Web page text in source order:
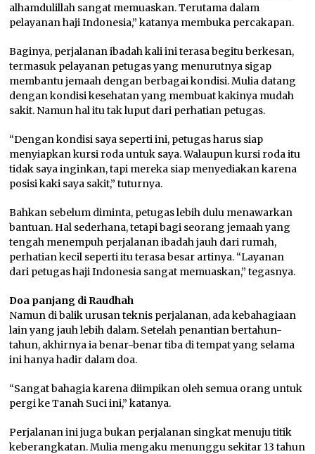
alhamdulillah sangat memuaskan. Terutama dalam
pelayanan haji Indonesia,” katanya membuka percakapan.
Baginya, perjalanan ibadah kali ini terasa begitu berkesan,
termasuk pelayanan petugas yang menurutnya sigap
membantu jemaah dengan berbagai kondisi. Mulia datang
dengan kondisi kesehatan yang membuat kakinya mudah
sakit. Namun hal itu tak luput dari perhatian petugas.
“Dengan kondisi saya seperti ini, petugas harus siap
menyiapkan kursi roda untuk saya. Walaupun kursi roda itu
tidak saya inginkan, tapi mereka siap menyediakan karena
posisi kaki saya sakit,” tuturnya.
Bahkan sebelum diminta, petugas lebih dulu menawarkan
bantuan. Hal sederhana, tetapi bagi seorang jemaah yang
tengah menempuh perjalanan ibadah jauh dari rumah,
perhatian kecil seperti itu terasa besar artinya. “Layanan
dari petugas haji Indonesia sangat memuaskan,” tegasnya.
Doa panjang di Raudhah
Namun di balik urusan teknis perjalanan, ada kebahagiaan
lain yang jauh lebih dalam. Setelah penantian bertahun-
tahun, akhirnya ia benar-benar tiba di tempat yang selama
ini hanya hadir dalam doa.
“Sangat bahagia karena diimpikan oleh semua orang untuk
pergi ke Tanah Suci ini,” katanya.
Perjalanan ini juga bukan perjalanan singkat menuju titik
keberangkatan. Mulia mengaku menunggu sekitar 13 tahun